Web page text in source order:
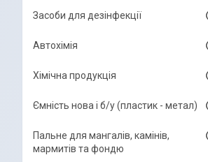
Засоби для дезінфекції
Автохімія
Хімічна продукція
Ємність нова і б/y (пластик - метал)
Пальне для мангалів, камінів,
мармитів та фондю